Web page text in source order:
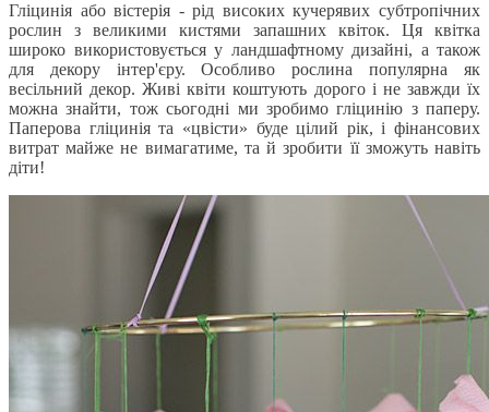
Гліцинія або вістерія - рід високих кучерявих субтропічних
рослин з великими кистями запашних квіток. Ця квітка
широко використовується у ландшафтному дизайні, а також
для декору інтер'єру. Особливо рослина популярна як
весільний декор. Живі квіти коштують дорого і не завжди їх
можна знайти, тож сьогодні ми зробимо гліцинію з паперу.
Паперова гліцинія та «цвісти» буде цілий рік, і фінансових
витрат майже не вимагатиме, та й зробити її зможуть навіть
діти!